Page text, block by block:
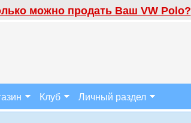
можно продать Ваш VW Polo?
Клуб Личный раздел